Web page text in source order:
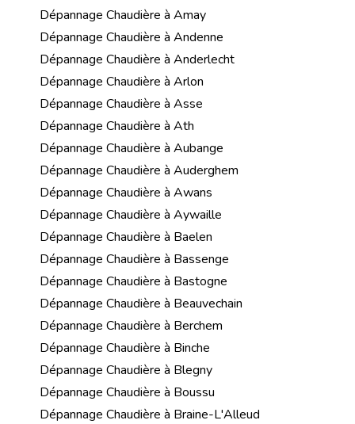
Dépannage Chaudière à Amay
Dépannage Chaudière à Andenne
Dépannage Chaudière à Anderlecht
Dépannage Chaudière à Arlon
Dépannage Chaudière à Asse
Dépannage Chaudière à Ath
Dépannage Chaudière à Aubange
Dépannage Chaudière à Auderghem
Dépannage Chaudière à Awans
Dépannage Chaudière à Aywaille
Dépannage Chaudière à Baelen
Dépannage Chaudière à Bassenge
Dépannage Chaudière à Bastogne
Dépannage Chaudière à Beauvechain
Dépannage Chaudière à Berchem
Dépannage Chaudière à Binche
Dépannage Chaudière à Blegny
Dépannage Chaudière à Boussu
Dépannage Chaudière à Braine-L'Alleud